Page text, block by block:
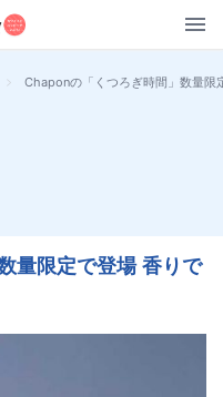
> Chaponの「くつろぎ時間」数量限
量限定で登場 香りで